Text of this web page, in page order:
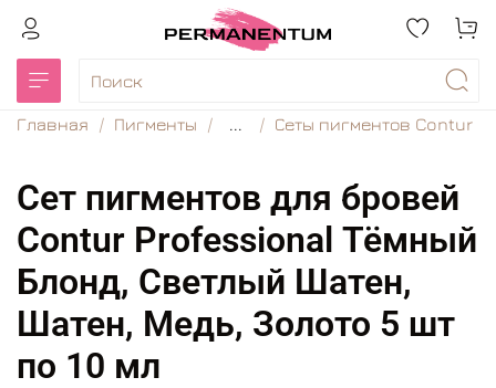
Главная Пигменты ... Сеты пигментов Contur
Сет пигментов для бровей
Contur Professional Тёмный
Блонд, Светлый Шатен,
Шатен, Медь, Золото 5 шт
по 10 мл